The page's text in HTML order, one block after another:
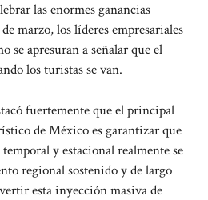
las enormes ganancias
marzo, los líderes empresariales
se apresuran a señalar que el
los turistas se van.
fuertemente que el principal
de México es garantizar que
y estacional realmente se
regional sostenido y de largo
esta inyección masiva de